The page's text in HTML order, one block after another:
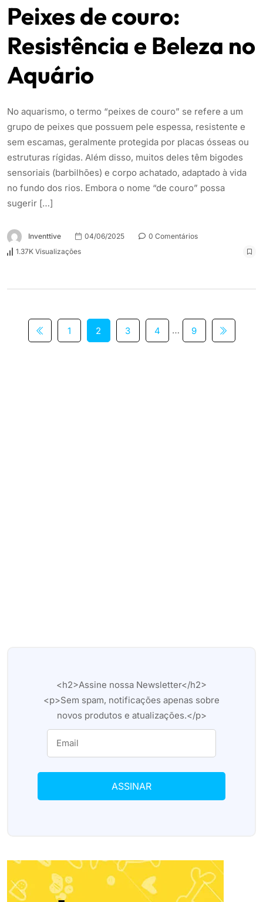
Peixes de couro:
Resistência e Beleza no
Aquário
No aquarismo, o termo “peixes de couro” se refere a um
grupo de peixes que possuem pele espessa, resistente e
sem escamas, geralmente protegida por placas ósseas ou
estruturas rígidas. Além disso, muitos deles têm bigodes
sensoriais (barbilhões) e corpo achatado, adaptado à vida
no fundo dos rios. Embora o nome “de couro” possa
sugerir […]
Inventtive 04/06/2025
0 Comentários
1.37K Visualizações
1 2 3 4 … 9
<h2>Assine nossa Newsletter</h2>
<p>Sem spam, notificações apenas sobre
novos produtos e atualizações.</p>
ASSINAR